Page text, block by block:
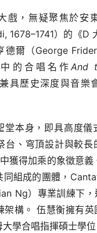
戲，無疑聚焦於安
1678–1741）的《D
德爾（George
中的合唱名作And
具歷史深度與音樂
堂本身，即具高度儀
台、穹頂設計與較長
獲得加乘的象徵意
同組成的團體，
Ng）專業訓練下
架構。 伍慧衡擁有
學合唱指揮碩士學